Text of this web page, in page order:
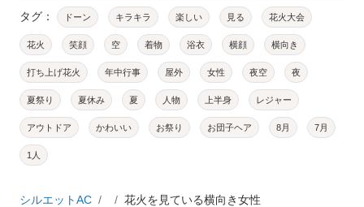
タグ： ドーン キラキラ 楽しい 見る 花火大会
花火 笑顔 空 着物 浴衣 横顔 横向き
打ち上げ花火 年中行事 屋外 女性 夜空 夜
夏祭り 夏休み 夏 人物 上半身 レジャー
アウトドア かわいい お祭り お団子ヘア 8月 7月
1人
シルエットAC 花火を見ている横向き女性